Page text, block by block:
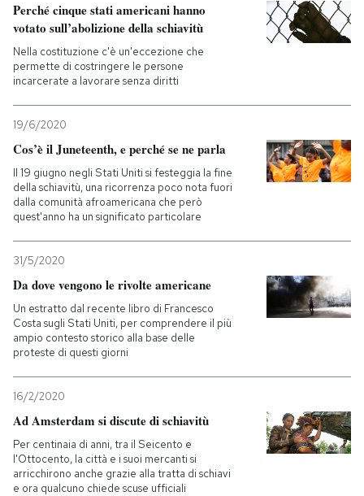
Perché cinque stati americani hanno
votato sull’abolizione della schiavitù
Nella costituzione c'è un'eccezione che
permette di costringere le persone
incarcerate a lavorare senza diritti
19/6/2020
Cos’è il Juneteenth, e perché se ne parla
Il 19 giugno negli Stati Uniti si festeggia la fine
della schiavitù, una ricorrenza poco nota fuori
dalla comunità afroamericana che però
quest'anno ha un significato particolare
31/5/2020
Da dove vengono le rivolte americane
Un estratto dal recente libro di Francesco
Costa sugli Stati Uniti, per comprendere il più
ampio contesto storico alla base delle
proteste di questi giorni
16/2/2020
Ad Amsterdam si discute di schiavitù
Per centinaia di anni, tra il Seicento e
l'Ottocento, la città e i suoi mercanti si
arricchirono anche grazie alla tratta di schiavi
e ora qualcuno chiede scuse ufficiali